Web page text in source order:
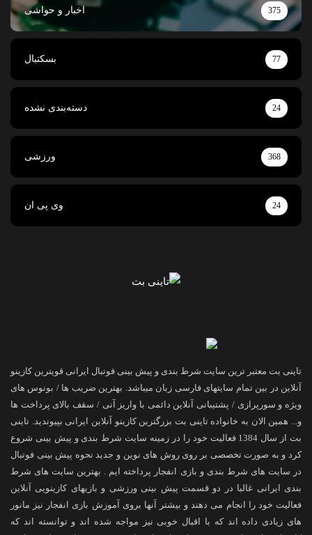
اخبار و حواشی 375
بسکتبال 77
دسته‌بندی نشده 24
ورزشی 368
وی پی ان 24
تاینی بت معتبر ترین سایت شرط بندی و پیش بینی فوتبال ایرانی قویترین کازینو
آنلاین در بین تمام سایتهای فارسی زبان میباشد. بهترین ضریب ها / بونوس های
ویژه و سورپرازی / پشتیبانی آنلاین دائمی با واریز آنی / سقف بالای پرداخت ها
و... همین الان به خانواده تاینی بت بزرگترین کازینو آنلاین ایرانی بپیوندید. تاینی
بت از سال 1384 فعالیت خود را در زمینه سایت شرط بندی و پیش بینی شروع
کرد و به صورت تخصصی بر روی روش های نوین و جدید نحوه پیش بینی فوتبال
در سایت های شرط بندی و بازی انفجار پرداخته ایم . بهترین سایت های شرط
بندی ایرانی غالبا در دو قسمت پیش بینی ورزشی و بازیهای کازینویی آنلاین
فعالیت خود را انجام می دهند و بیشتر آنها بروی آموزش بازی انفجار نیز مانور
های زیادی داده اند که با اقبال خوبی نیز مواجه شده اند و توانسته اند که